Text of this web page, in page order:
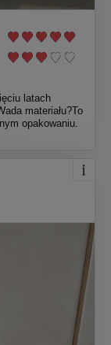
latach
materiału?To
opakowaniu.